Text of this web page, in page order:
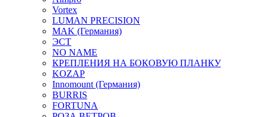
Vortex
LUMAN PRECISION
MAK (Германия)
ЭСТ
NO NAME
КРЕПЛЕНИЯ НА БОКОВУЮ ПЛАНКУ
KOZAP
Innomount (Германия)
BURRIS
FORTUNA